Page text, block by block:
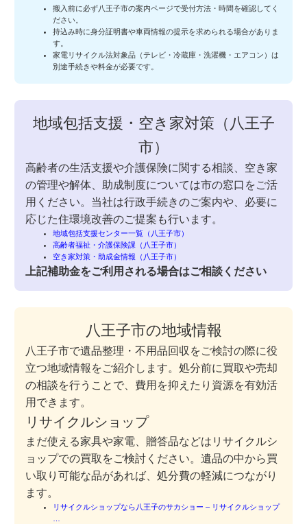
搬入前に必ず八王子市の案内ページで受付方法・時間を確認してく
ださい。
持込み時に身分証明書や車両情報の提示を求められる場合がありま
す。
家電リサイクル法対象品（テレビ・冷蔵庫・洗濯機・エアコン）は
別途手続きや料金が必要です。
地域包括支援・空き家対策（八王子
市）
高齢者の生活支援や介護保険に関する相談、空き家
の管理や解体、助成制度については市の窓口をご活
用ください。当社は行政手続きのご案内や、必要に
応じた住環境改善のご提案も行います。
地域包括支援センター一覧（八王子市）
高齢者福祉・介護保険課（八王子市）
空き家対策・助成金情報（八王子市）
上記補助金をご利用される場合はご相談ください
八王子市の地域情報
八王子市で遺品整理・不用品回収をご検討の際に役
立つ地域情報をご紹介します。処分前に買取や売却
の相談を行うことで、費用を抑えたり資源を有効活
用できます。
リサイクルショップ
まだ使える家具や家電、贈答品などはリサイクルシ
ョップでの買取をご検討ください。遺品の中から買
い取り可能な品があれば、処分費の軽減につながり
ます。
リサイクルショップなら八王子のサカショー – リサイクルショップ